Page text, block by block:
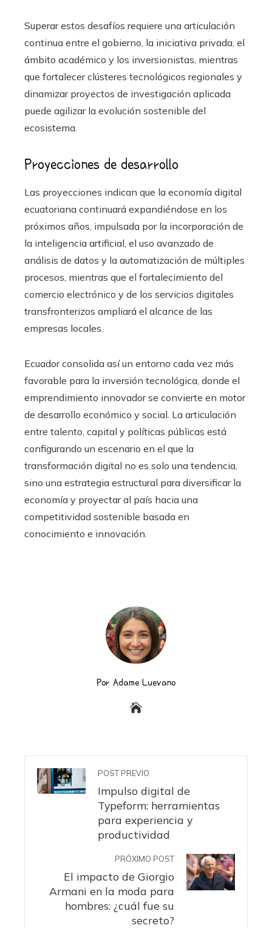
Superar estos desafíos requiere una articulación
continua entre el gobierno, la iniciativa privada, el
ámbito académico y los inversionistas, mientras
que fortalecer clústeres tecnológicos regionales y
dinamizar proyectos de investigación aplicada
puede agilizar la evolución sostenible del
ecosistema.
Proyecciones de desarrollo
Las proyecciones indican que la economía digital
ecuatoriana continuará expandiéndose en los
próximos años, impulsada por la incorporación de
la inteligencia artificial, el uso avanzado de
análisis de datos y la automatización de múltiples
procesos, mientras que el fortalecimiento del
comercio electrónico y de los servicios digitales
transfronterizos ampliará el alcance de las
empresas locales.
Ecuador consolida así un entorno cada vez más
favorable para la inversión tecnológica, donde el
emprendimiento innovador se convierte en motor
de desarrollo económico y social. La articulación
entre talento, capital y políticas públicas está
configurando un escenario en el que la
transformación digital no es solo una tendencia,
sino una estrategia estructural para diversificar la
economía y proyectar al país hacia una
competitividad sostenible basada en
conocimiento e innovación.
Por Adame Luevano
POST PREVIO
Impulso digital de
Typeform: herramientas
para experiencia y
productividad
PRÓXIMO POST
El impacto de Giorgio
Armani en la moda para
hombres: ¿cuál fue su
secreto?